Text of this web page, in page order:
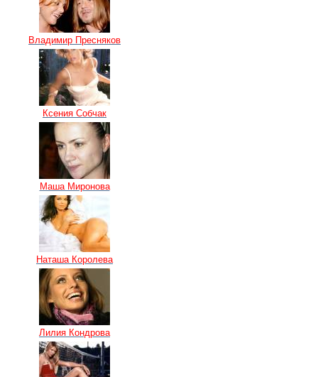
Владимир Пресняков
Ксения Собчак
Маша Миронова
Наташа Королева
Лилия Кондрова